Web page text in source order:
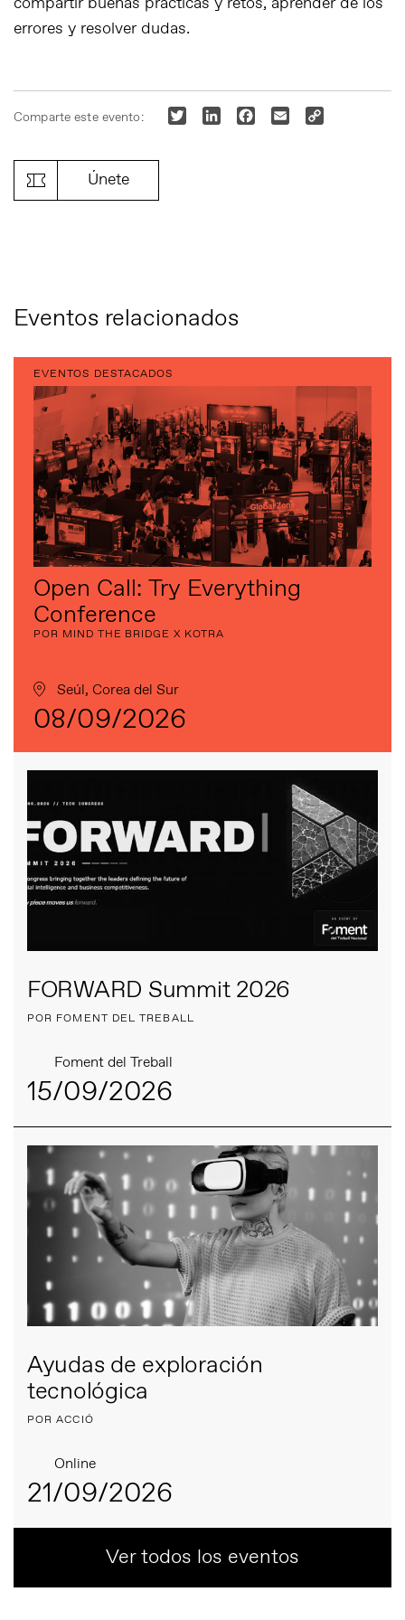
errores y resolver dudas.
Comparte este evento: Twitter LinkedInFacebook
Email
Únete
Eventos relacionados
EVENTOS DESTACADOS
Open Call: Try Everything
Conference
POR MIND THE BRIDGE X KOTRA
Seúl, Corea del Sur
08/09/2026
FORWARD Summit 2026
POR FOMENT DEL TREBALL
Foment del Treball
15/09/2026
Ayudas de exploración
tecnológica
POR ACCIÓ
Online
21/09/2026
Ver todos los eventos